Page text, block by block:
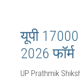
यूपी 17000
2026 फॉर्म
UP Prathmik